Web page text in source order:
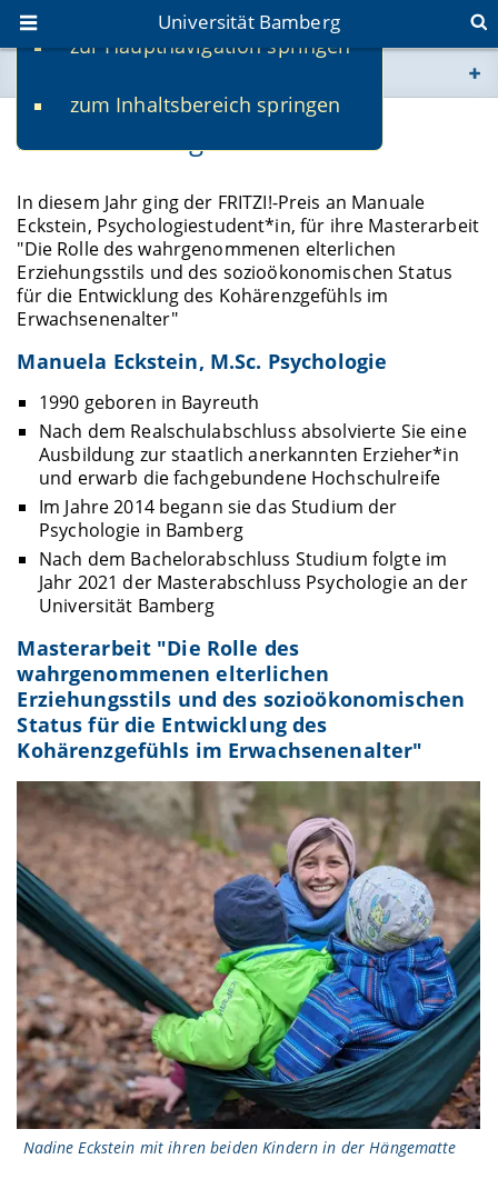
zur Hauptnavigation springen
zum Inhaltsbereich springen
Universität Bamberg
www.uni-bamberg.de
fis.uni-bamberg.de
Fritzi!-Preisträgerin 2022
In diesem Jahr ging der FRITZI!-Preis an Manuale
Eckstein, Psychologiestudent*in, für ihre Masterarbeit
"Die Rolle des wahrgenommenen elterlichen
Erziehungsstils und des sozioökonomischen Status
für die Entwicklung des Kohärenzgefühls im
Erwachsenenalter"
Manuela Eckstein, M.Sc. Psychologie
1990 geboren in Bayreuth
Nach dem Realschulabschluss absolvierte Sie eine
Ausbildung zur staatlich anerkannten Erzieher*in
und erwarb die fachgebundene Hochschulreife
Im Jahre 2014 begann sie das Studium der
Psychologie in Bamberg
Nach dem Bachelorabschluss Studium folgte im
Jahr 2021 der Masterabschluss Psychologie an der
Universität Bamberg
Masterarbeit "Die Rolle des
wahrgenommenen elterlichen
Erziehungsstils und des sozioökonomischen
Status für die Entwicklung des
Kohärenzgefühls im Erwachsenenalter"
Nadine Eckstein mit ihren beiden Kindern in der Hängematte